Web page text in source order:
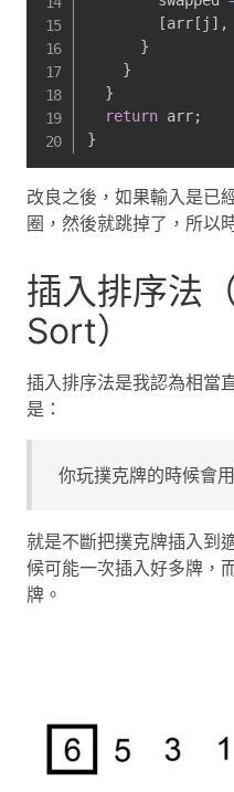
[arr[ j ] ,
}
}
}
return arr;
}
改良之後，如果輸入是已
圈，然後就跳掉了，所以
插入排序法
Sort）
插入排序法是我認為相當
是：
你玩撲克牌的時候會
就是不斷把撲克牌插入到
候可能一次插入好多牌，
牌。